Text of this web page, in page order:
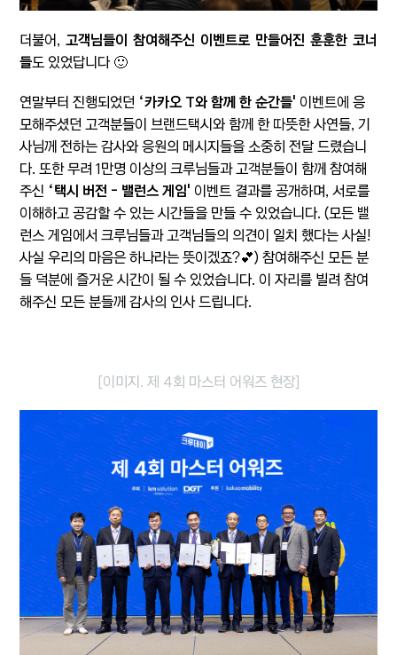
더불어, 고객님들이 참여해주신 이벤트로 만들어진 훈훈한 코너
들도 있었답니다 🙂
연말부터 진행되었던 ‘카카오 T와 함께 한 순간들' 이벤트에 응
모해주셨던 고객분들이 브랜드택시와 함께 한 따뜻한 사연들, 기
사님께 전하는 감사와 응원의 메시지들을 소중히 전달 드렸습니
다. 또한 무려 1만명 이상의 크루님들과 고객분들이 함께 참여해
주신 ‘택시 버전 - 밸런스 게임' 이벤트 결과를 공개하며, 서로를
이해하고 공감할 수 있는 시간들을 만들 수 있었습니다. (모든 밸
런스 게임에서 크루님들과 고객님들의 의견이 일치 했다는 사실!
사실 우리의 마음은 하나라는 뜻이겠죠?💕) 참여해주신 모든 분
들 덕분에 즐거운 시간이 될 수 있었습니다. 이 자리를 빌려 참여
해주신 모든 분들께 감사의 인사 드립니다.
[이미지. 제 4회 마스터 어워즈 현장]